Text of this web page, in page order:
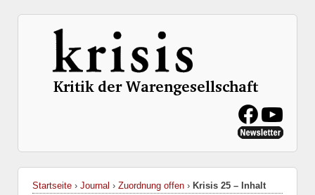
Startseite › Journal › Zuordnung offen › Krisis 25 – Inhalt